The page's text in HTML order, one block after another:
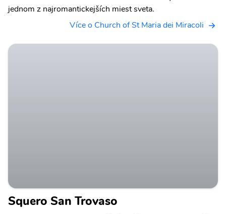
jednom z najromantickejších miest sveta.
Více o Church of St Maria dei Miracoli
Squero San Trovaso